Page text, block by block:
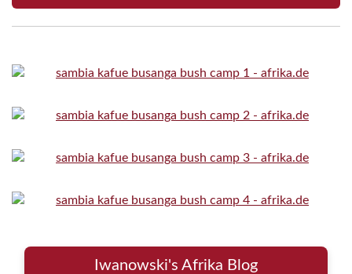
Iwanowski's Afrika Blog